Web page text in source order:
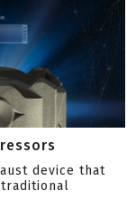
device that